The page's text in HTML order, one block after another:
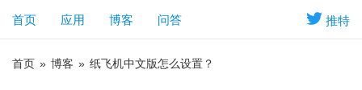
推特
首页 应用 博客 问答
首页 » 博客 » 纸飞机中文版怎么设置？